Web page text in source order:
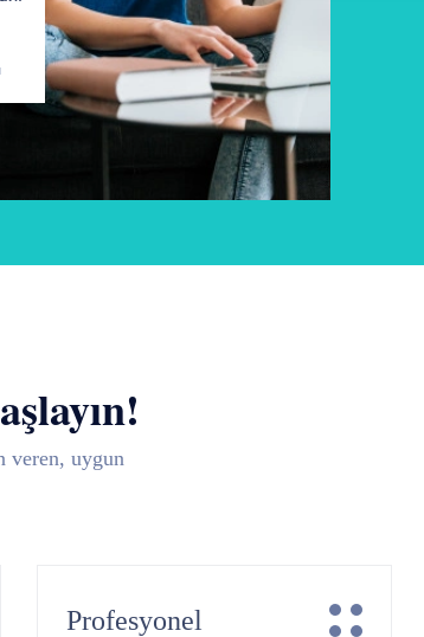
veren, uygun
Profesyonel